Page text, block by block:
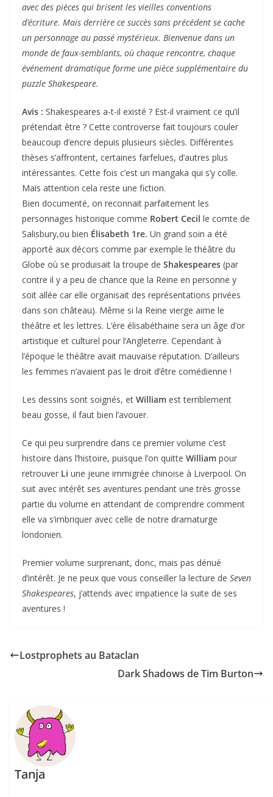
avec des pièces qui brisent les vieilles conventions
d’écriture. Mais derrière ce succès sans précédent se cache
un personnage au passé mystérieux. Bienvenue dans un
monde de faux-semblants, où chaque rencontre, chaque
événement dramatique forme une pièce supplémentaire du
puzzle Shakespeare.
Avis : Shakespeares a-t-il existé ? Est-il vraiment ce qu’il
prétendait être ? Cette controverse fait toujours couler
beaucoup d’encre depuis plusieurs siècles. Différentes
thèses s’affrontent, certaines farfelues, d’autres plus
intéressantes. Cette fois c’est un mangaka qui s’y colle.
Mais attention cela reste une fiction.
Bien documenté, on reconnait parfaitement les
personnages historique comme Robert Cecil le comte de
Salisbury,ou bien Élisabeth 1re. Un grand soin a été
apporté aux décors comme par exemple le théâtre du
Globe où se produisait la troupe de Shakespeares (par
contre il y a peu de chance que la Reine en personne y
soit allée car elle organisait des représentations privées
dans son château). Même si la Reine vierge aime le
théâtre et les lettres. L’ère élisabéthaine sera un âge d’or
artistique et culturel pour l’Angleterre. Cependant à
l’époque le théâtre avait mauvaise réputation. D’ailleurs
les femmes n’avaient pas le droit d’être comédienne !
Les dessins sont soignés, et William est terriblement
beau gosse, il faut bien l’avouer.
Ce qui peu surprendre dans ce premier volume c’est
histoire dans l’histoire, puisque l’on quitte William pour
retrouver Li une jeune immigrée chinoise à Liverpool. On
suit avec intérêt ses aventures pendant une très grosse
partie du volume en attendant de comprendre comment
elle va s’imbriquer avec celle de notre dramaturge
londonien.
Premier volume surprenant, donc, mais pas dénué
d’intérêt. Je ne peux que vous conseiller la lecture de Seven
Shakespeares, j’attends avec impatience la suite de ses
aventures !
Lostprophets au Bataclan
Dark Shadows de Tim Burton
Tanja